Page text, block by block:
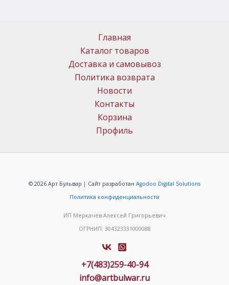
Главная
Каталог товаров
Доставка и самовывоз
Политика возврата
Новости
Контакты
Корзина
Профиль
© 2026 Арт Бульвар | Сайт разработан Agodoo Digital Solutions
Политика конфиденциальности
ИП Меркачёв Алексей Григорьевич
ОГРНИП: 304323331000088
+7(483)259-40-94
info@artbulwar.ru